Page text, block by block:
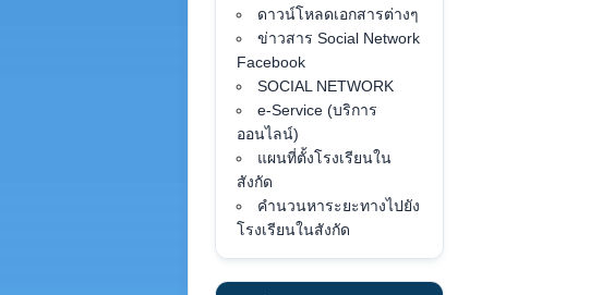
ดาวน์โหลดเอกสารต่างๆ
ข่าวสาร Social Network
Facebook
SOCIAL NETWORK
e-Service (บริการ
ออนไลน์)
แผนที่ตั้งโรงเรียนใน
สังกัด
คำนวนหาระยะทางไปยัง
โรงเรียนในสังกัด